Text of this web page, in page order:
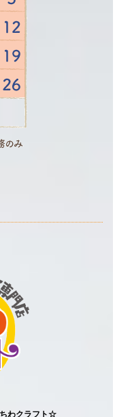
わクラフト☆